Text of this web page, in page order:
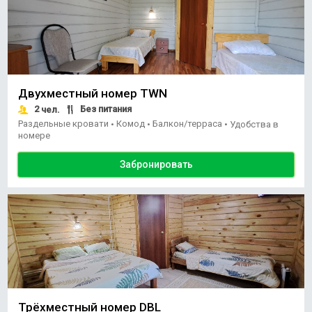
Двухместный номер TWN
2чел.
Без питания
Раздельные кровати • Комод • Балкон/терраса • Удобства в
номере
Забронировать
Трёхместный номер DBL